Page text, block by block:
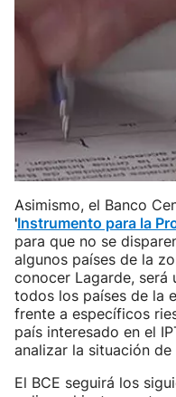
Asimismo, el Banco
'Instrumento para la
para que no se
algunos países de la
conocer Lagarde, será
todos los países de la
frente a específicos
país interesado en el
analizar la situación de
El BCE seguirá los